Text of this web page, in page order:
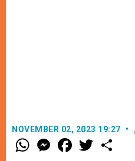
NOVEMBER 02, 2023 19:27
W
h
M
e
F
a w